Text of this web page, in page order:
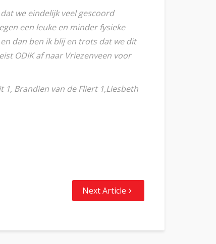
we eindelijk veel gescoord
een leuke en minder fysieke
dan ben ik blij en trots dat we dit
ODIK af naar Vriezenveen voor
1, Brandien van de Fliert 1,Liesbeth
Next Article